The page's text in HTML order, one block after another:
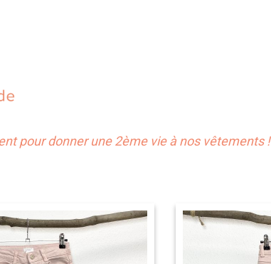
pour donner une 2ème vie à nos vêtements !